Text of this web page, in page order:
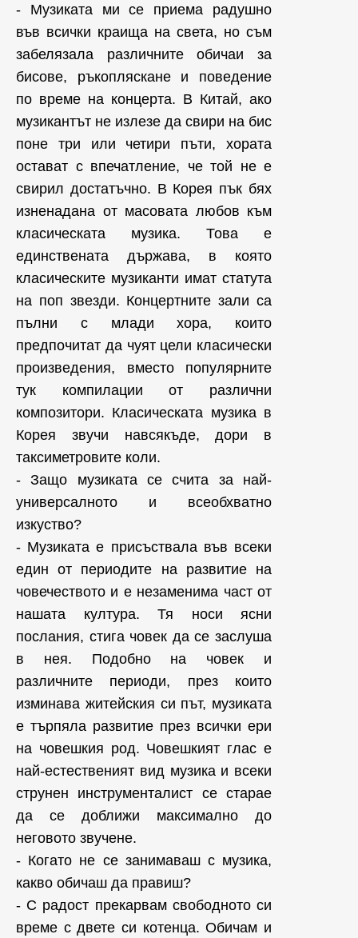
- Музиката ми се приема радушно
във всички краища на света, но съм
забелязала различните обичаи за
бисове, ръкопляскане и поведение
по време на концерта. В Китай, ако
музикантът не излезе да свири на бис
поне три или четири пъти, хората
остават с впечатление, че той не е
свирил достатъчно. В Корея пък бях
изненадана от масовата любов към
класическата музика. Това е
единствената държава, в която
класическите музиканти имат статута
на поп звезди. Концертните зали са
пълни с млади хора, които
предпочитат да чуят цели класически
произведения, вместо популярните
тук компилации от различни
композитори. Класическата музика в
Корея звучи навсякъде, дори в
таксиметровите коли.
- Защо музиката се счита за най-
универсалното и всеобхватно
изкуство?
- Музиката е присъствала във всеки
един от периодите на развитие на
човечеството и е незаменима част от
нашата култура. Тя носи ясни
послания, стига човек да се заслуша
в нея. Подобно на човек и
различните периоди, през които
изминава житейския си път, музиката
е търпяла развитие през всички ери
на човешкия род. Човешкият глас е
най-естественият вид музика и всеки
струнен инструменталист се старае
да се доближи максимално до
неговото звучене.
- Когато не се занимаваш с музика,
какво обичаш да правиш?
- С радост прекарвам свободното си
време с двете си котенца. Обичам и